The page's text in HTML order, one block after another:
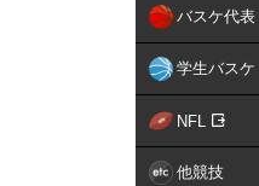
バスケ代表
学生バスケ
NFL
他競技